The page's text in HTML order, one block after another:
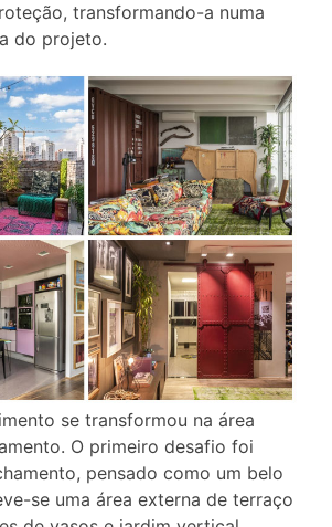
transformando-a numa
do projeto.
se transformou na área
O primeiro desafio foi
pensado como um belo
se uma área externa de terraço